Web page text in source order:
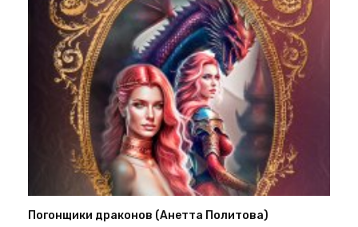
Погонщики драконов (Анетта Политова)